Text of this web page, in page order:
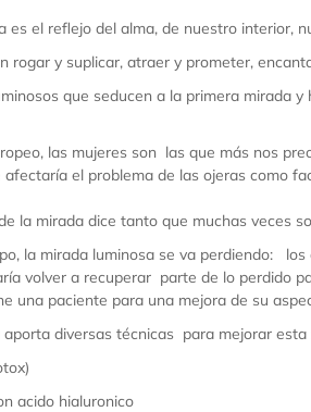
es el reflejo del alma, de nuestro interior,
rogar y suplicar, atraer y prometer,
que seducen a la primera mirada
las mujeres son las que más nos
el problema de las ojeras como
la mirada dice tanto que muchas veces
la mirada luminosa se va perdiendo:
volver a recuperar parte de lo perdido
una paciente para una mejora de su
diversas técnicas para mejorar
acido hialuronico